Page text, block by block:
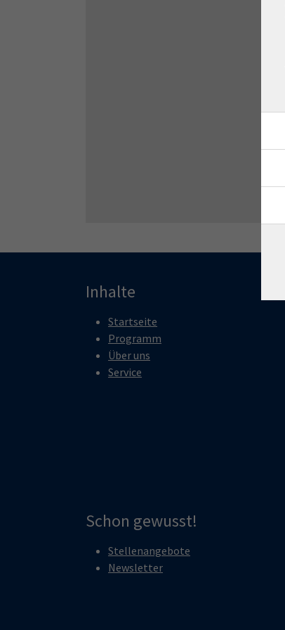
Inhalte
Startseite
Programm
Über uns
Service
Schon gewusst!
Stellenangebote
Newsletter